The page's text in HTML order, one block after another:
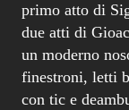
primo atto di
due atti di
un moderno
finestroni, letti
con tic e